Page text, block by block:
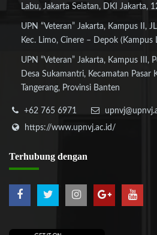
Labu, Jakarta Selatan, DKI Jakarta,
UPN “Veteran” Jakarta, Kampus II,
Kec. Limo, Cinere – Depok (Kampus
UPN “Veteran” Jakarta, Kampus III,
Desa Sukamantri, Kecamatan Pasar
Tangerang, Provinsi Banten
+62 765 6971
https://www.upnvj.ac.id/
Terhubung dengan